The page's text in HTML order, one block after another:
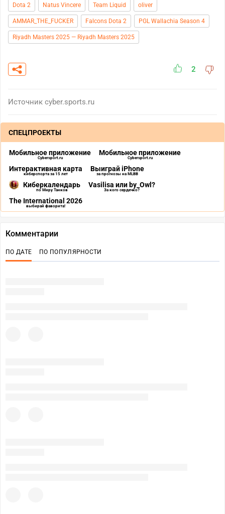
Dota 2 Natus Vincere Team Liquid oliver
AMMAR_THE_FUCKER Falcons Dota 2 PGL Wallachia Season 4
Riyadh Masters 2025 — Riyadh Masters 2025
2
Источник cyber.sports.ru
СПЕЦПРОЕКТЫ
Мобильное приложение
Cybersport.ru
Мобильное приложение
Cybersport.ru
Интерактивная карта
киберспорта за 15 лет
Выиграй iPhone
за прогнозы на MLBB
Киберкалендарь
по Миру Танков
Vasilisa или by_Owl?
За кого сердечко?
The International 2026
выбирай фаворита!
Комментарии
ПО ДАТЕ ПО ПОПУЛЯРНОСТИ